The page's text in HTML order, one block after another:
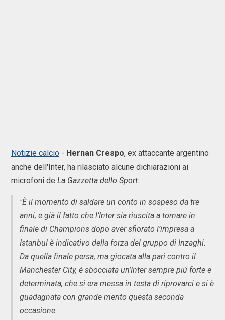
Notizie calcio - Hernan Crespo, ex attaccante argentino
anche dell'Inter, ha rilasciato alcune dichiarazioni ai
microfoni de La Gazzetta dello Sport:
"È il momento di saldare un conto in sospeso da tre
anni, e già il fatto che l’Inter sia riuscita a tornare in
finale di Champions dopo aver sfiorato l’impresa a
Istanbul è indicativo della forza del gruppo di Inzaghi.
Da quella finale persa, ma giocata alla pari contro il
Manchester City, è sbocciata un’Inter sempre più forte e
determinata, che si era messa in testa di riprovarci e si è
guadagnata con grande merito questa seconda
occasione.